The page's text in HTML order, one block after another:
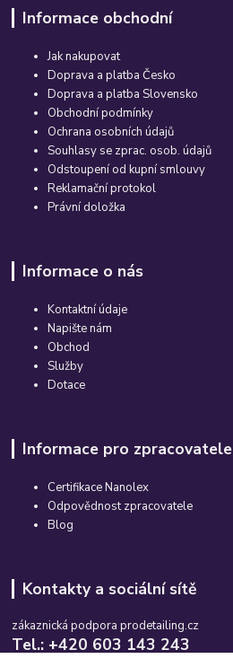
Informace obchodní
Jak nakupovat
Doprava a platba Česko
Doprava a platba Slovensko
Obchodní podmínky
Ochrana osobních údajů
Souhlasy se zprac. osob. údajů
Odstoupení od kupní smlouvy
Reklamační protokol
Právní doložka
Informace o nás
Kontaktní údaje
Napište nám
Obchod
Služby
Dotace
Informace pro zpracovatele
Certifikace Nanolex
Odpovědnost zpracovatele
Blog
Kontakty a sociální sítě
zákaznická podpora prodetailing.cz
Tel.: +420 603 143 243